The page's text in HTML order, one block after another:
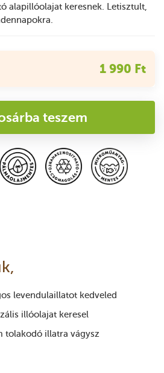
alapillóolajat keresnek. Letisztult,
1 990 Ft
teszem
levendulaillatot kedveled
illóolajat keresel
tolakodó illatra vágysz